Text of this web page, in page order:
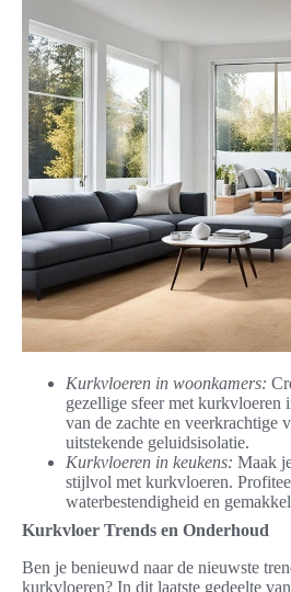
Kurkvloeren in woonkamers:
gezellige sfeer met kurkvloeren
van de zachte en veerkrachtige
uitstekende geluidsisolatie.
Kurkvloeren in keukens: Maak
stijlvol met kurkvloeren.
waterbestendigheid en
Kurkvloer Trends en Onderhoud
Ben je benieuwd naar de nieuwste
kurkvloeren? In dit laatste gedeelte